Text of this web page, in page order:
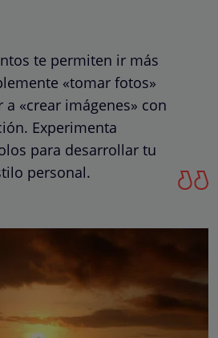
te permiten ir más
«tomar fotos»
a «crear imágenes» con
Experimenta
para desarrollar tu
personal.